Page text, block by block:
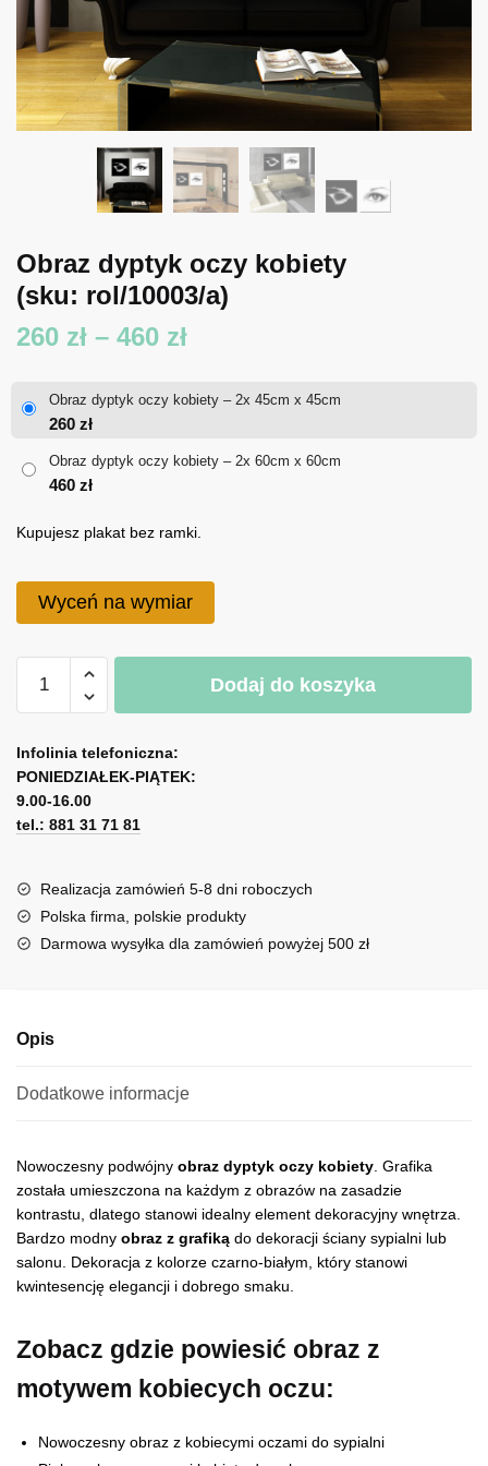
Obraz dyptyk oczy kobiety
(sku: rol/10003/a)
260 zł – 460 złZakres
od
260 zł
460 zł
Obraz dyptyk oczy kobiety – 2x 45cm x 45cm
260 zł
Obraz dyptyk oczy kobiety – 2x 60cm x 60cm
460 zł
Kupujesz plakat bez ramki.
Wyceń na wymiar
Obraz
oczy
kobiety
Dodaj do koszyka
l
t
e
r
a
t
i
Infolinia telefoniczna:
PONIEDZIAŁEK-PIĄTEK:
9.00-16.00
tel.: 881 31 71 81
Realizacja zamówień 5-8 dni roboczych
Polska firma, polskie produkty
Darmowa wysyłka dla zamówień powyżej 500 zł
Opis
Dodatkowe informacje
Nowoczesny podwójny obraz dyptyk oczy kobiety . Grafika
została umieszczona na każdym z obrazów na zasadzie
kontrastu, dlatego stanowi idealny element dekoracyjny wnętrza.
Bardzo modny obraz z grafiką do dekoracji ściany sypialni lub
salonu. Dekoracja z kolorze czarno-białym, który stanowi
kwintesencję elegancji i dobrego smaku.
Zobacz gdzie powiesić obraz z
motywem kobiecych oczu:
Nowoczesny obraz z kobiecymi oczami do sypialni